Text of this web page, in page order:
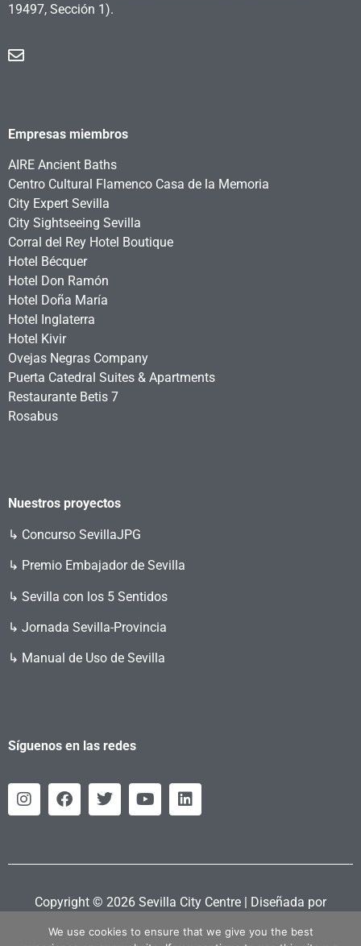
19497, Sección 1).
Empresas miembros
AIRE Ancient Baths
Centro Cultural Flamenco Casa de la Memoria
City Expert Sevilla
City Sightseeing Sevilla
Corral del Rey Hotel Boutique
Hotel Bécquer
Hotel Don Ramón
Hotel Doña María
Hotel Inglaterra
Hotel Kivir
Ovejas Negras Company
Puerta Catedral Suites & Apartments
Restaurante Betis 7
Rosabus
Nuestros proyectos
↳ Concurso SevillaJPG
↳ Premio Embajador de Sevilla
↳ Sevilla con los 5 Sentidos
↳ Jornada Sevilla-Provincia
↳ Manual de Uso de Sevilla
Síguenos en las redes
Copyright © 2026 Sevilla City Centre | Diseñada por
We use cookies to ensure that we give you the best